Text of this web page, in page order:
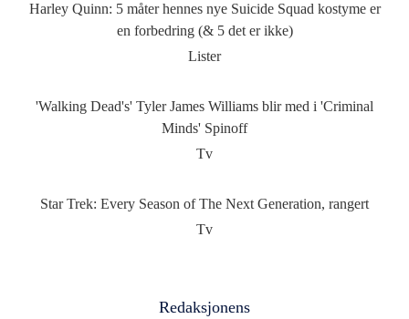
Harley Quinn: 5 måter hennes nye Suicide Squad kostyme er
en forbedring (& 5 det er ikke)
Lister
'Walking Dead's' Tyler James Williams blir med i 'Criminal
Minds' Spinoff
Tv
Star Trek: Every Season of The Next Generation, rangert
Tv
Redaksjonens